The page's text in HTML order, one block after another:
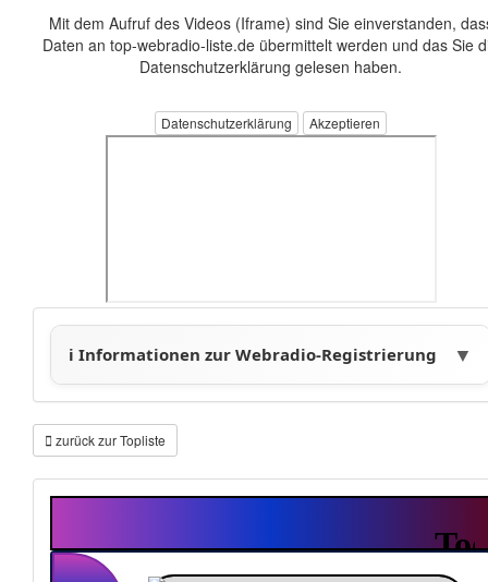
Mit dem Aufruf des Videos (Iframe) sind Sie einverstanden,
Daten an top-webradio-liste.de übermittelt werden und das Sie
Datenschutzerklärung gelesen haben.
Datenschutzerklärung
zurück zur Topliste